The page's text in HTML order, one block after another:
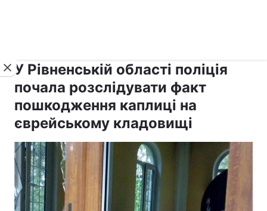
У Рівненській області поліція
почала розслідувати факт
пошкодження каплиці на
єврейському кладовищі